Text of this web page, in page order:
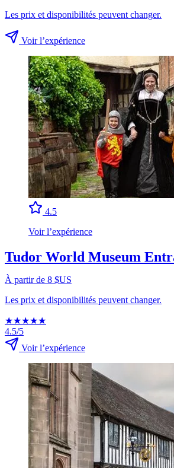
Les prix et disponibilités peuvent changer.
Voir l’expérience
4.5
Voir l’expérience
Tudor World Museum
À partir de 8 $US
Les prix et disponibilités peuvent changer.
★★★★★
4.5/5
Voir l’expérience